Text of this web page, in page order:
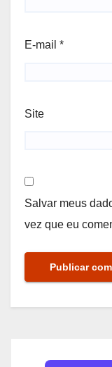
E-mail *
Site
Salvar meus
vez que eu